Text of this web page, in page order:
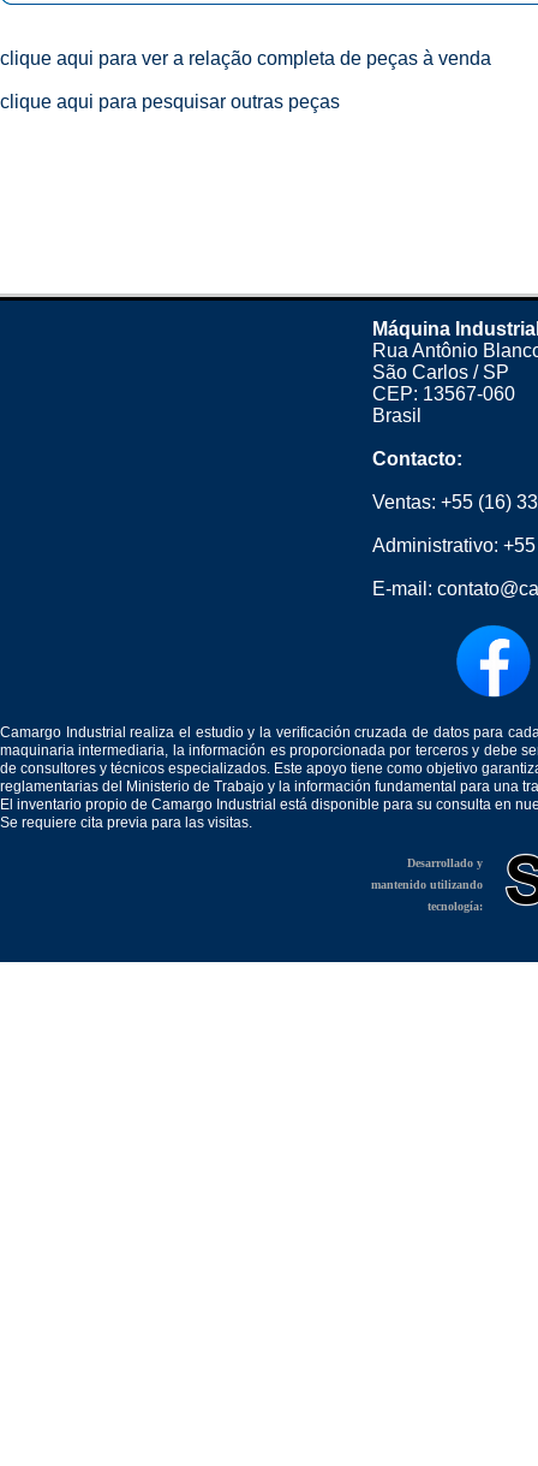
clique aqui para ver a relação completa de peças à venda
clique aqui para pesquisar outras peças
Máquina
Rua Antônio
São Carlos / SP
CEP: 13567-060
Brasil
Contacto:
Ventas: +55 (16)
Administrativo:
E-mail:
Camargo Industrial realiza el estudio y la verificación cruzada de datos para
maquinaria intermediaria, la información es proporcionada por terceros y debe
de consultores y técnicos especializados. Este apoyo tiene como objetivo
reglamentarias del Ministerio de Trabajo y la información fundamental para una
El inventario propio de Camargo Industrial está disponible para su consulta en
Se requiere cita previa para las visitas.
Desarrollado y
mantenido utilizando
tecnología: